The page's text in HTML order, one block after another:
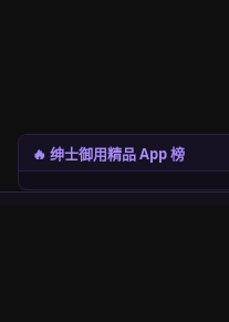
🔥 绅士御用精品 App 榜